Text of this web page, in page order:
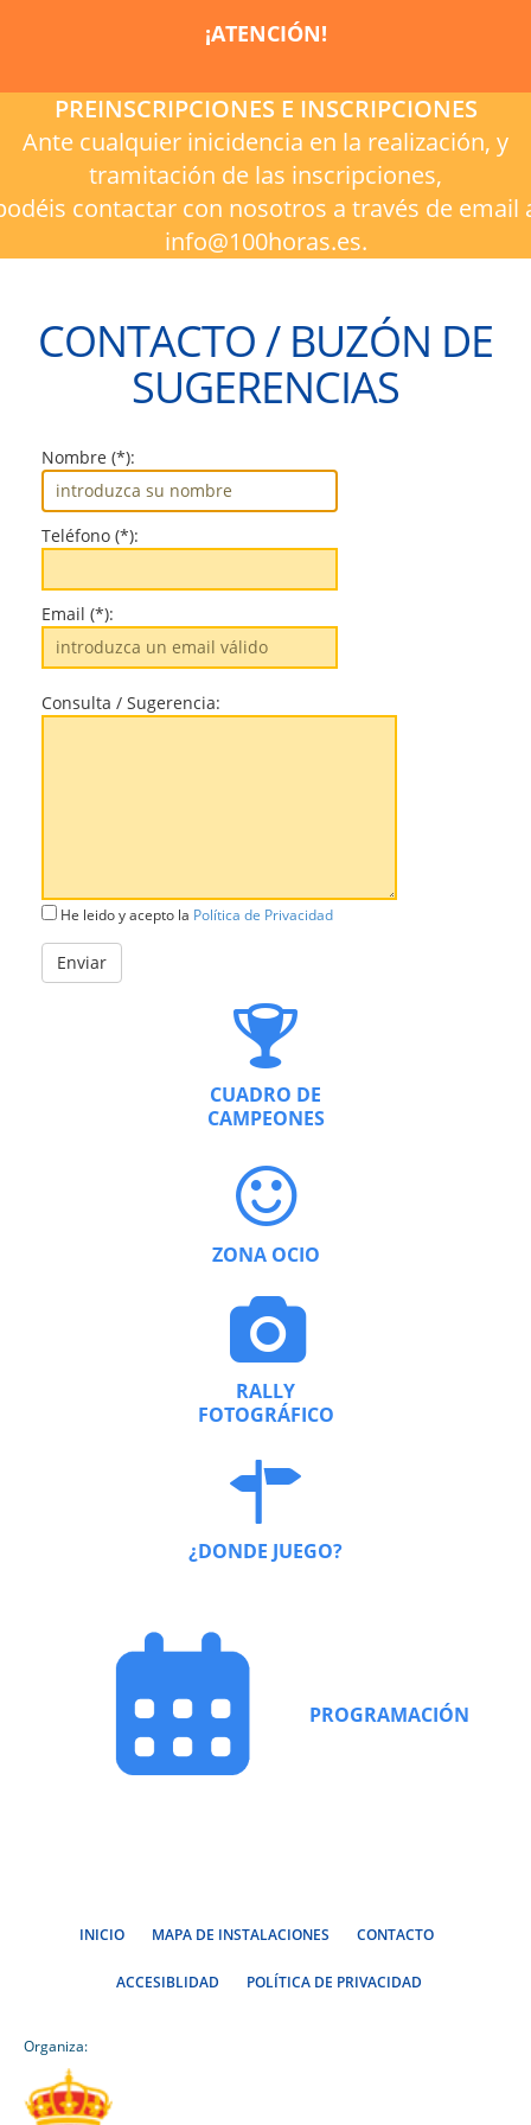
¡ATENCIÓN!
PREINSCRIPCIONES E INSCRIPCIONES
Ante cualquier inicidencia en la realización, y
tramitación de las inscripciones,
contactar con nosotros a través de email
info@100horas.es.
CONTACTO / BUZÓN DE
SUGERENCIAS
Nombre (*):
Teléfono (*):
Email (*):
Consulta / Sugerencia:
He leido y acepto la Política de Privacidad
CUADRO DE
CAMPEONES
ZONA OCIO
RALLY
FOTOGRÁFICO
¿DONDE JUEGO?
PROGRAMACIÓN
INICIO MAPA DE INSTALACIONES CONTACTO
ACCESIBLIDAD POLÍTICA DE PRIVACIDAD
Organiza: